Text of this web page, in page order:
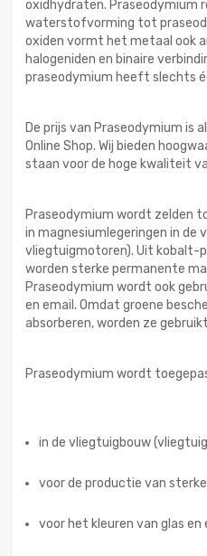
oxidhydraten. Praseodymium
waterstofvorming tot
oxiden vormt het metaal ook
halogeniden en binaire
praseodymium heeft slechts
De prijs van Praseodymium is
Online Shop. Wij bieden
staan voor de hoge kwaliteit
Praseodymium wordt zelden
in magnesiumlegeringen in de
vliegtuigmotoren). Uit kobalt-
worden sterke permanente
Praseodymium wordt ook
en email. Omdat groene
absorberen, worden ze
Praseodymium wordt
in de vliegtuigbouw
voor de productie van
voor het kleuren van glas en